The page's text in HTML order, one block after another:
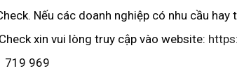
Nếu các doanh nghiệp có nhu cầu
xin vui lòng truy cập vào website:
719 969